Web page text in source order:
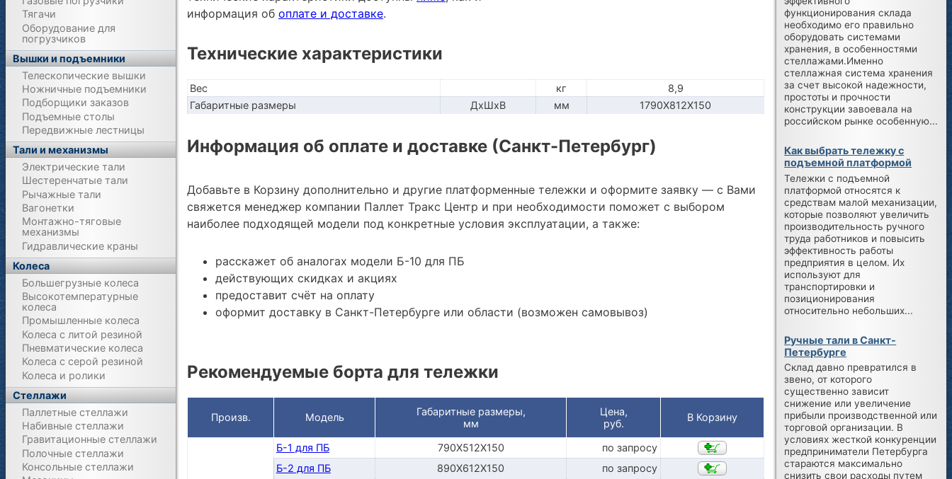
информация об оплате и доставке.
Технические характеристики
Вес кг
8,9
Габаритные размеры
ДхШхВ мм 1790Х812Х150
Информация об оплате и доставке (Санкт-Петербург)
Добавьте в Корзину дополнительно и другие платформенные тележки и оформите заявку — с Вами
свяжется менеджер компании Паллет Тракс Центр и при необходимости поможет с выбором
наиболее подходящей модели под конкретные условия эксплуатации, а также:
расскажет об аналогах модели Б-10 для ПБ
действующих скидках и акциях
предоставит счёт на оплату
оформит доставку в Санкт-Петербурге или области (возможен самовывоз)
Рекомендуемые борта для тележки
Произв. Модель
Габаритные размеры,
мм
Цена,
руб.
В Корзину
Б-1 для ПБ 790Х512Х150
по запросу
Б-2 для ПБ
890Х612Х150
по запросу
Тягачи
Оборудование для
погрузчиков
Вышки и подъемники
Телескопические вышки
Ножничные подъемники
Подборщики заказов
Подъемные столы
Передвижные лестницы
Тали и механизмы
Электрические тали
Шестеренчатые тали
Рычажные тали
Вагонетки
Монтажно-тяговые
механизмы
Гидравлические краны
Колеса
Большегрузные колеса
Высокотемпературные
колеса
Промышленные колеса
Колеса с литой резиной
Пневматические колеса
Колеса с серой резиной
Колеса и ролики
Стеллажи
Паллетные стеллажи
Набивные стеллажи
Гравитационные стеллажи
Полочные стеллажи
Консольные стеллажи
функционирования склада
необходимо его правильно
оборудовать системами
хранения, в особенностями
стеллажами.Именно
стеллажная система хранения
за счет высокой надежности,
простоты и прочности
конструкции завоевала на
российском рынке особенную...
Как выбрать тележку с
подъемной платформой
Тележки с подъемной
платформой относятся к
средствам малой механизации,
которые позволяют увеличить
производительность ручного
труда работников и повысить
эффективность работы
предприятия в целом. Их
используют для
транспортировки и
позиционирования
относительно небольших...
Ручные тали в Санкт-
Петербурге
Склад давно превратился в
звено, от которого
существенно зависит
снижение или увеличение
прибыли производственной или
торговой организации. В
условиях жесткой конкуренции
предприниматели Петербурга
стараются максимально
снизить свои расходы путем